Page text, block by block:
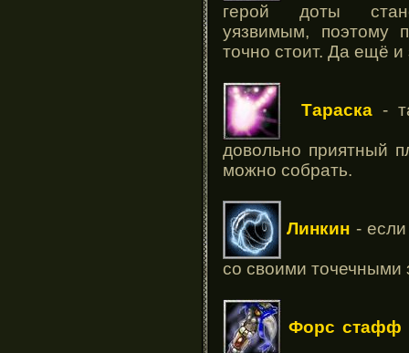
герой доты
уязвимым, поэтому
точно стоит. Да ещё
Тараска -
довольно приятный
можно собрать.
Линкин -
со своими точечными
Форс стафф